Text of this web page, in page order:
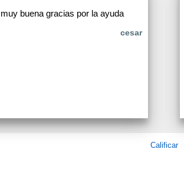
buena gracias por la ayuda
cesar
Calificar